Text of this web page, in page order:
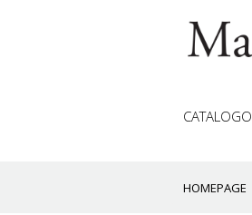
CATALOGO
HOMEPAGE